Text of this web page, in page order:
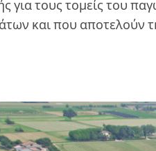
για τους τομείς του
και που αποτελούν